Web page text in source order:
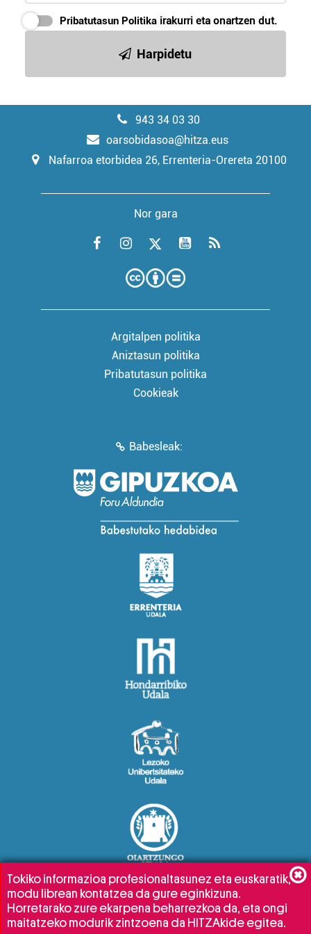
Pribatutasun Politika irakurri eta onartzen dut.
Harpidetu
943 34 03 30
oarsobidasoa@hitza.eus
Nafarroa etorbidea 26, Errenteria-Orereta 20100
Nor gara
Argitalpen politika
Aniztasun politika
Pribatutasun politika
Cookieak
Babesleak:
Tokiko informazioa profesionaltasunez eta euskaratik,
modu librean kontatzea da gure eginkizuna.
Horretarako zure ekarpena beharrezkoa da, eta ongi
maitatzeko modurik zintzoena da HITZAkide egitea.